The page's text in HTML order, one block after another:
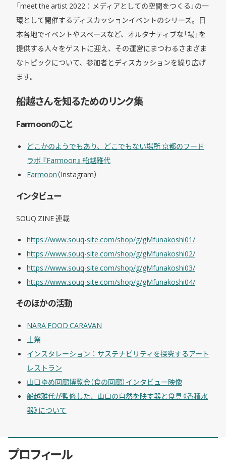
「meet the artist 2022：メディアとしての空間をつくる」の一
環として開催するディスカッションイベントのシリーズ。日
本各地でイベントやスペースなど、オルタナティブな「場」を
提供する人々をゲストに迎え、その運営にまつわるさまざま
なトピックについて、参加者とディスカッションを繰り広げ
ます。
船越さんを知るためのリンク集
Farmoonのこと
どこかのようでもあり、どこでもない場所 京都のフード
ラボ 『Farmoon』 船越雅代
Farmoon（Instagram）
インタビュー
SOUQ ZINE 連載
https://www.souq-site.com/shop/g/gMfunakoshi01/
https://www.souq-site.com/shop/g/gMfunakoshi02/
https://www.souq-site.com/shop/g/gMfunakoshi03/
https://www.souq-site.com/shop/g/gMfunakoshi04/
そのほかの活動
NARA FOOD CARAVAN
土祭
インスタレーション：サステナビリティを探究するアート
レストラン
山口ゆめ回廊博覧会（食の回廊）インタビュー映像
船越雅代が監修した、山口の自然を映す器と食具《香積水
器》について
プロフィール